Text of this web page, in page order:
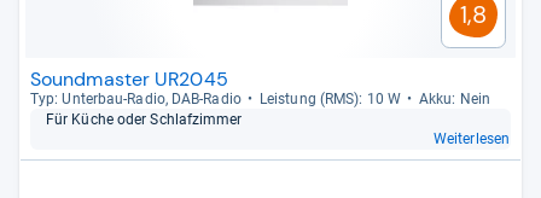
1,8
Soundmaster UR2045
Typ: Unter­bau-​Radio, DAB-​Radio Leis­tung (RMS): 10 W
Akku: Nein
Für Küche oder Schlaf­zim­mer
Weiterlesen